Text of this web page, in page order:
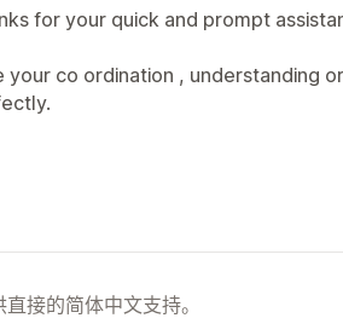
for your quick and prompt
your co ordination , understanding
接的简体中文支持。